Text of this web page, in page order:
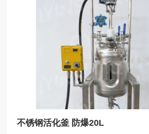
不锈钢活化釜 防爆20L